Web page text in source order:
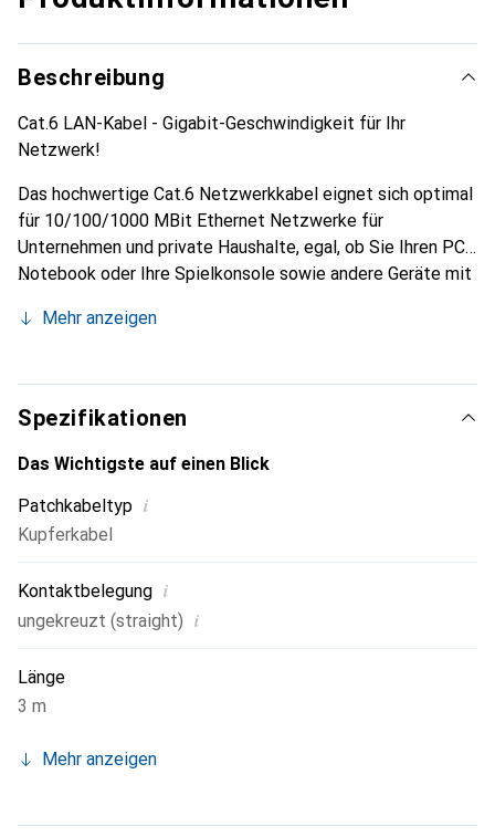
Beschreibung
Cat.6 LAN-Kabel - Gigabit-Geschwindigkeit für Ihr
Netzwerk!
Das hochwertige Cat.6 Netzwerkkabel eignet sich optimal
für 10/100/1000 MBit Ethernet Netzwerke für
Unternehmen und private Haushalte, egal, ob Sie Ihren PC,
Notebook oder Ihre Spielkonsole sowie andere Geräte mit
diesem leistungsfähigen Cat.6-Patchkabel ist dies
DSL-Geschwindigkeit verwendbar und kann alle
netzwerkfähigen Geräte schnell und einfach miteinander
verbinden.
Mehr anzeigen
Spezifikationen
Das Wichtigste auf einen Blick
Patchkabeltyp i
Kupferkabel
Kontaktbelegung i
ungekreuzt (straight) i
Länge
3 m
Mehr anzeigen